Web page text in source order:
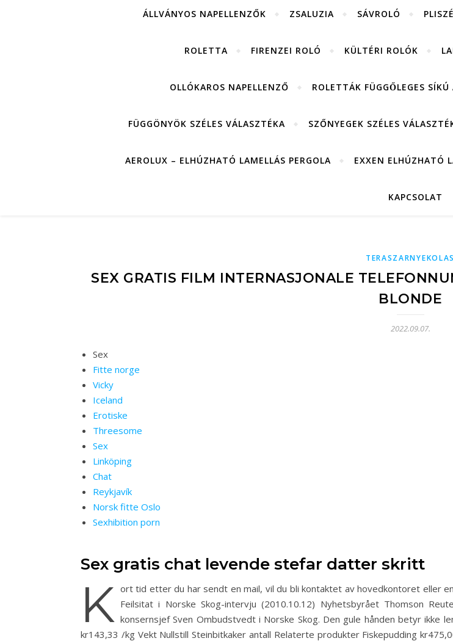
ÁLLVÁNYOS NAPELLENZŐK ZSALUZIA SÁVROLÓ PLISZÉ
ROLETTA FIRENZEI ROLÓ KÜLTÉRI ROLÓK
OLLÓKAROS NAPELLENZŐ ROLETTÁK FÜGGŐLEGES
FÜGGÖNYÖK SZÉLES VÁLASZTÉKA SZŐNYEGEK SZÉLES
AEROLUX – ELHÚZHATÓ LAMELLÁS PERGOLA EXXEN ELHÚZHATÓ
KAPCSOLAT
TERASZARNYEKOLAS
SEX GRATIS FILM INTERNASJONALE
BLONDE
2022.09.07.
Sex
Fitte norge
Vicky
Iceland
Erotiske
Threesome
Sex
Linköping
Chat
Reykjavík
Norsk fitte Oslo
Sexhibition porn
Sex gratis chat levende stefar datter skritt
K ort tid etter du har sendt en mail, vil du bli kontaktet av hovedkontoret eller
Feilsitat i Norske Skog-intervju (2010.10.12) Nyhetsbyrået Thomson
konsernsjef Sven Ombudstvedt i Norske Skog. Den gule hånden betyr ikke
kr143,33 /kg Vekt Nullstill Steinbitkaker antall Relaterte produkter Fiskepudding